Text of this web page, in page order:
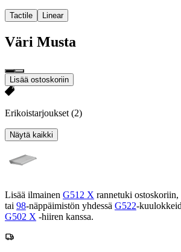
Tactile Linear
Väri Musta
Lisää ostoskoriin
Erikoistarjoukset (2)
Näytä kaikki
Lisää ilmainen G512 X rannetuki ostoskoriin,
tai 98-näppäimistön yhdessä G522-
G502 X -hiiren kanssa.